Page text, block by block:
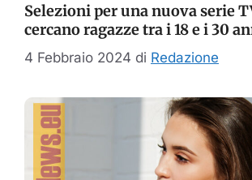
Selezioni per una nuova serie
cercano ragazze tra i 18 e i 30
4 Febbraio 2024 di Redazione